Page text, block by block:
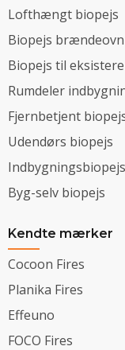
Lofthængt biopejs
Biopejs brændeovn
Biopejs til
Rumdeler
Fjernbetjent
Udendørs biopejs
Indbygningsbiopejs
Byg-selv biopejs
Kendte mærker
Cocoon Fires
Planika Fires
Effeuno
FOCO Fires